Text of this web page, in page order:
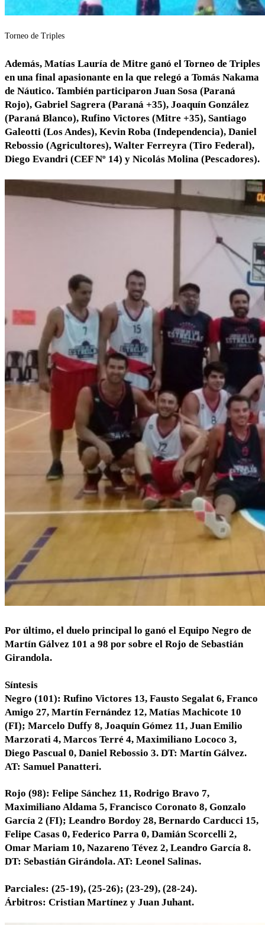
Torneo de Triples
Además, Matías Lauría de Mitre ganó el Torneo de Triples
en una final apasionante en la que relegó a Tomás Nakama
de Náutico. También participaron Juan Sosa (Paraná
Rojo), Gabriel Sagrera (Paraná +35), Joaquín González
(Paraná Blanco), Rufino Victores (Mitre +35), Santiago
Galeotti (Los Andes), Kevin Roba (Independencia), Daniel
Rebossio (Agricultores), Walter Ferreyra (Tiro Federal),
Diego Evandri (CEF Nº 14) y Nicolás Molina (Pescadores).
Por último, el duelo principal lo ganó el Equipo Negro de
Martín Gálvez 101 a 98 por sobre el Rojo de Sebastián
Girandola.
Síntesis
Negro (101): Rufino Victores 13, Fausto Segalat 6, Franco
Amigo 27, Martín Fernández 12, Matías Machicote 10
(FI); Marcelo Duffy 8, Joaquín Gómez 11, Juan Emilio
Marzorati 4, Marcos Terré 4, Maximiliano Lococo 3,
Diego Pascual 0, Daniel Rebossio 3. DT: Martín Gálvez.
AT: Samuel Panatteri.
Rojo (98): Felipe Sánchez 11, Rodrigo Bravo 7,
Maximiliano Aldama 5, Francisco Coronato 8, Gonzalo
García 2 (FI); Leandro Bordoy 28, Bernardo Carducci 15,
Felipe Casas 0, Federico Parra 0, Damián Scorcelli 2,
Omar Mariam 10, Nazareno Tévez 2, Leandro García 8.
DT: Sebastián Girándola. AT: Leonel Salinas.
Parciales: (25-19), (25-26); (23-29), (28-24).
Árbitros: Cristian Martínez y Juan Juhant.